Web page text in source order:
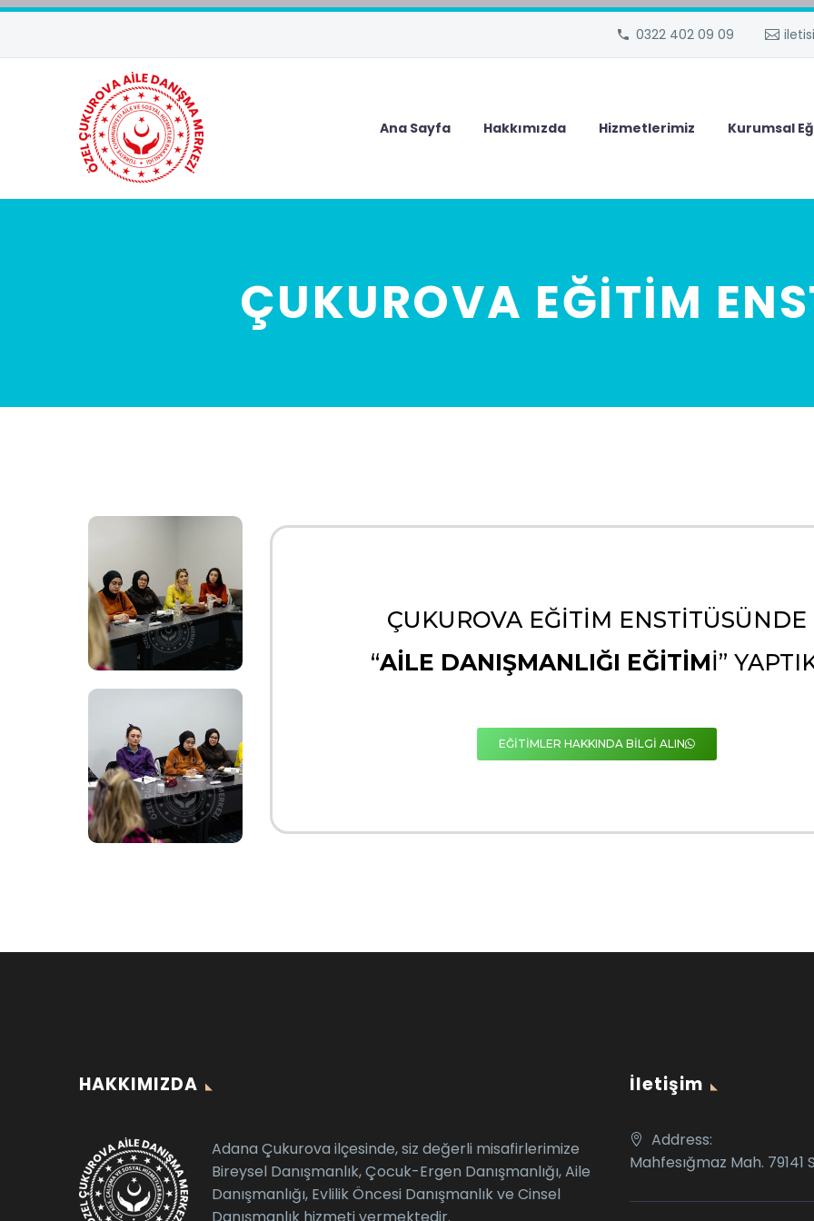
0322 402 09 09
Ana Sayfa Hakkımızda Hizmetlerimiz Kurumsal
ÇUKUROVA EĞİTİM
ÇUKUROVA EĞITIM ENSTITÜSÜNDE
“AILE DANIŞMANLIĞI EĞITIMI”
EĞİTİMLER HAKKINDA BİLGİ ALIN
HAKKIMIZDA
Adana Çukurova ilçesinde, siz değerli misafirlerimize
Bireysel Danışmanlık, Çocuk-Ergen Danışmanlığı, Aile
Danışmanlığı, Evlilik Öncesi Danışmanlık ve Cinsel
İletişim
Address:
Mahfesığmaz Mah.